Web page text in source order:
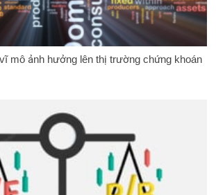
mô ảnh hưởng lên thị trường chứng khoán